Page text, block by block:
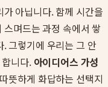
아닙니다. 함께 시간을
며드는 과정 속에서 쌓
그렇기에 우리는 그 안
니다. 아이디어스 가성
뜻하게 화답하는 선택지